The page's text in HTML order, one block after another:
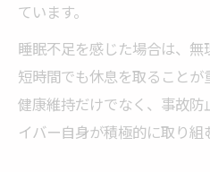
ています。
睡眠不足を感じた場合は、
短時間でも休息を取ること
健康維持だけでなく、事故
イバー自身が積極的に取り組